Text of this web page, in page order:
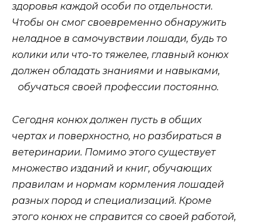
здоровья каждой особи по отдельности.
Чтобы он смог своевременно обнаружить
неладное в самочувствии лошади, будь то
колики или что-то тяжелее, главный конюх
должен обладать знаниями и навыками,
обучаться своей профессии постоянно.
Сегодня конюх должен пусть в общих
чертах и поверхностно, но разбираться в
ветеринарии. Помимо этого существует
множество изданий и книг, обучающих
правилам и нормам кормления лошадей
разных пород и специализаций. Кроме
этого конюх не справится со своей работой,